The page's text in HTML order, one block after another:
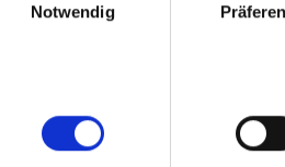
Notwendig
zurück zur Ergebnisliste